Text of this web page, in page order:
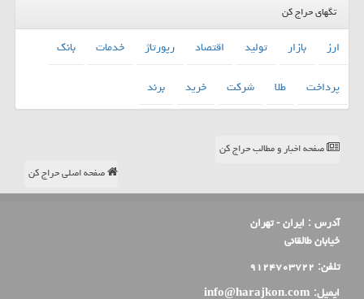
تگهای حراج کن
ارز بازار تولید اقتصاد رپورتاژ خدمات
بانك
پرداخت
طلا شركت خرید برند
صفحه اخبار و مطالب حراج کن
صفحه اصلی حراج کن
آدرس : ایران - تهران
خیابان طالقانی
تلفن: ۹۱۲۴۷۰۳۷۲۲
ایمیل: info@harajkon.com